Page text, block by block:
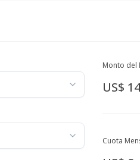
Monto del
US$
Cuota